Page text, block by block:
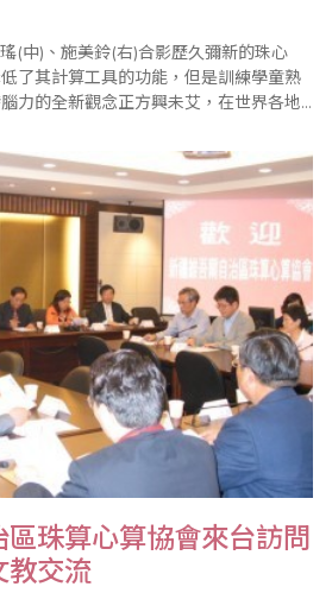
(中)、施美鈴(右)合影歷久彌新的珠心
了其計算工具的功能，但是訓練學童熟
力的全新觀念正方興未艾，在世界各地
PrimarySchool」的羅美瑤珠算老師在
員的陪同下，到省商會拜訪，由總幹事
珠算心算協會來台訪問
教交流